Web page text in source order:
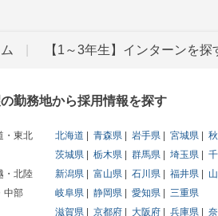
【1～3年生】インターンを探
勤務地から採用情報を探す
・東北 北海道 青森県 岩手県 宮城県
茨城県 栃木県 群馬県 埼玉県
・北陸
新潟県 富山県 石川県 福井県
中部
岐阜県 静岡県 愛知県
三重県
滋賀県 京都府 大阪府 兵庫県